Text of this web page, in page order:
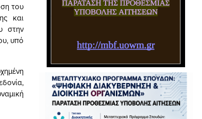
του
και
στην
υπό